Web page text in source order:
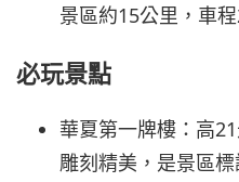
景區約15公里，車
必玩景點
華夏第一牌樓：高
雕刻精美，是景區